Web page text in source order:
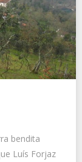
bendita
Luís Forjaz